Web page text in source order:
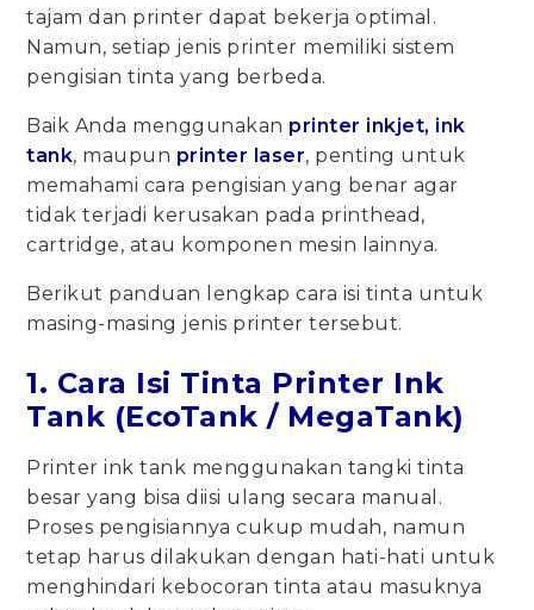
tajam dan printer dapat bekerja optimal.
Namun, setiap jenis printer memiliki sistem
pengisian tinta yang berbeda.
Baik Anda menggunakan printer inkjet, ink
tank, maupun printer laser, penting untuk
memahami cara pengisian yang benar agar
tidak terjadi kerusakan pada printhead,
cartridge, atau komponen mesin lainnya.
Berikut panduan lengkap cara isi tinta untuk
masing-masing jenis printer tersebut.
1. Cara Isi Tinta Printer Ink
Tank (EcoTank / MegaTank)
Printer ink tank menggunakan tangki tinta
besar yang bisa diisi ulang secara manual.
Proses pengisiannya cukup mudah, namun
tetap harus dilakukan dengan hati-hati untuk
menghindari kebocoran tinta atau masuknya